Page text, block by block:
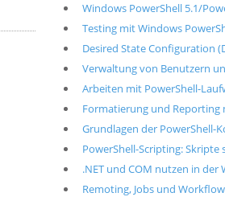
Windows PowerShell 5.1/
Testing mit Windows
Desired State Configuration
Verwaltung von Benutzern
Arbeiten mit PowerShell-
Formatierung und Reporting
Grundlagen der PowerShell-
PowerShell-Scripting:
.NET und COM nutzen in der
Remoting, Jobs und